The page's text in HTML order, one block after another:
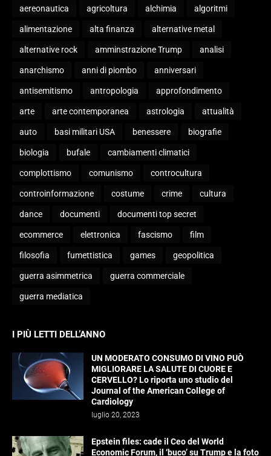
aereonautica agricoltura alchimia algoritmi
alimentazione alta finanza alternative metal
alternative rock amminstrazione Trump analisi
anarchismo anni di piombo anniversari
antisemitismo antropologia approfondimento
arte arte contemporanea astrologia attualità
auto basi militari USA benessere biografie
biologia bufale cambiamenti climatici
complottismo comunismo controcultura
controinformazione costume crime cultura
dance documenti documenti top secret
ecommerce elettronica fascismo film
filosofia fumettistica games geopolitica
guerra asimmetrica guerra commerciale
guerra mediatica
I PIÙ LETTI DELL’ANNO
UN MODERATO CONSUMO DI VINO PUÒ
MIGLIORARE LA SALUTE DI CUORE E
CERVELLO? Lo riporta uno studio del
Journal of the American College of
Cardiology
luglio 20, 2023
Epstein files: cade il Ceo del World
Economic Forum, il ‘buco’ su Trump e la foto